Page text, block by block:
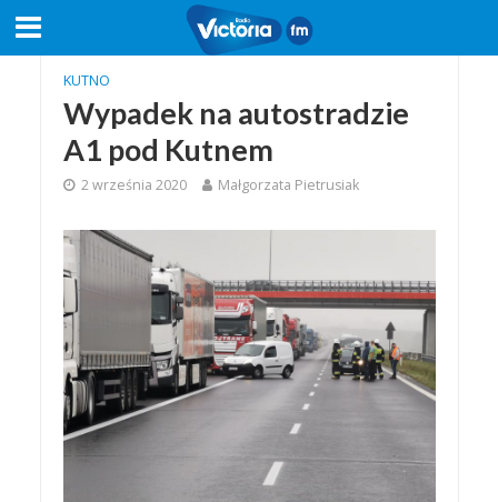
KUTNO
Wypadek na autostradzie
A1 pod Kutnem
2 września 2020 Małgorzata Pietrusiak